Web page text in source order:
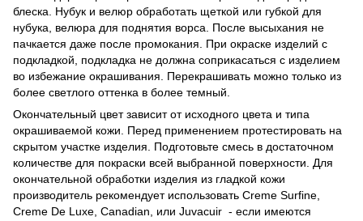
блеска. Нубук и велюр обработать щеткой или губкой для
нубука, велюра для поднятия ворса. После высыхания не
пачкается даже после промокания. При окраске изделий с
подкладкой, подкладка не должна соприкасаться с изделием
во избежание окрашивания. Перекрашивать можно только из
более светлого оттенка в более темный.
Окончательный цвет зависит от исходного цвета и типа
окрашиваемой кожи. Перед применением протестировать на
скрытом участке изделия. Подготовьте смесь в достаточном
количестве для покраски всей выбранной поверхности. Для
окончательной обработки изделия из гладкой кожи
производитель рекомендует использовать Creme Surfine,
Creme De Luxe, Canadian, или Juvacuir - если имеются